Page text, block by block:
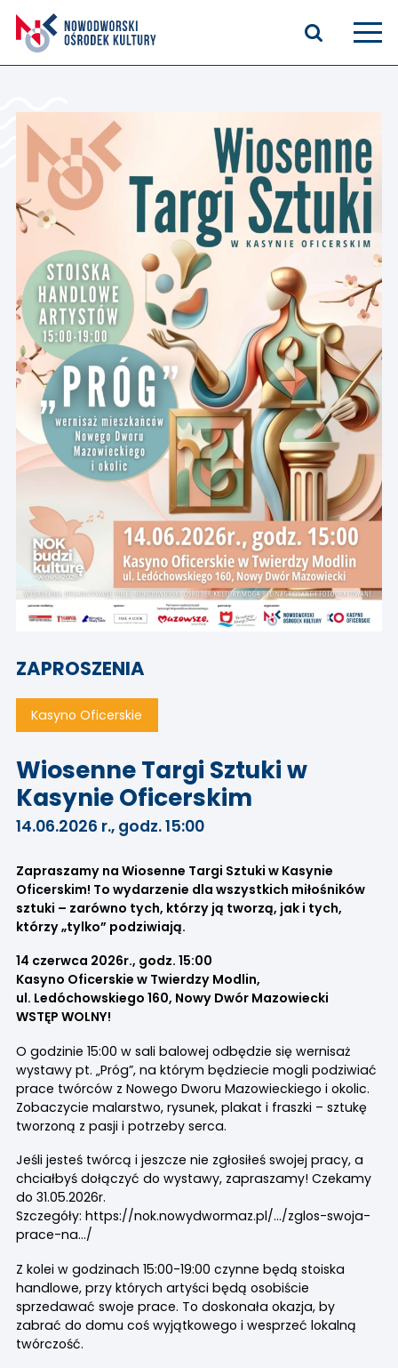
Kasyno Oficerskie
Bilety
Zajęcia stałe
Kontakt
O nas
ZAPROSZENIA
Kasyno Oficerskie
Wiosenne Targi Sztuki w
Kasynie Oficerskim
14.06.2026 r., godz. 15:00
Zapraszamy na Wiosenne Targi Sztuki w Kasynie
Oficerskim! To wydarzenie dla wszystkich miłośników
sztuki – zarówno tych, którzy ją tworzą, jak i tych,
którzy „tylko” podziwiają.
14 czerwca 2026r., godz. 15:00
Kasyno Oficerskie w Twierdzy Modlin,
ul. Ledóchowskiego 160, Nowy Dwór Mazowiecki
WSTĘP WOLNY!
O godzinie 15:00 w sali balowej odbędzie się wernisaż
wystawy pt. „Próg”, na którym będziecie mogli podziwiać
prace twórców z Nowego Dworu Mazowieckiego i okolic.
Zobaczycie malarstwo, rysunek, plakat i fraszki – sztukę
tworzoną z pasji i potrzeby serca.
Jeśli jesteś twórcą i jeszcze nie zgłosiłeś swojej pracy, a
chciałbyś dołączyć do wystawy, zapraszamy! Czekamy
do 31.05.2026r.
Szczegóły: https://nok.nowydwormaz.pl/…/zglos-swoja-
prace-na…/
Z kolei w godzinach 15:00-19:00 czynne będą stoiska
handlowe, przy których artyści będą osobiście
sprzedawać swoje prace. To doskonała okazja, by
zabrać do domu coś wyjątkowego i wesprzeć lokalną
twórczość.